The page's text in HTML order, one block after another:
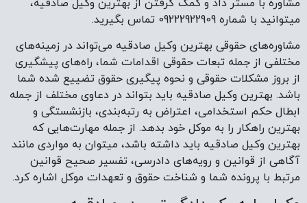
وکیل پایه یک دادگستری در صادقیه
انتخاب وکیل پایه یک دادگستری در صادقیه، با توجه به تجربه
خود در پرونده‌های قبلی، نقشی حیاتی در موفقیت پرونده‌های
حقوقی ایفا می‌کند. یک وکیل پایه یک دادگستری در صادقیه
کارآمد باید از دانش عمیق و به‌روز در حوزه‌های مختلف حقوقی، از
جمله حقوق مدنی، حقوق کیفری، حقوق تجارت، حقوق اداری و
سایر رشته‌های مرتبط برخوردار باشد. وکیل پایه یک دادگستری
در صادقیه می‌تواند درباره‌ی مواردی مانند: تبیین قوانین و
مقررات مرتبط با موضوع پرونده، بررسی راهکارهای قانونی موجود،
پیش‌بینی نتایج احتمالی پرونده و ارائه پیشنهادات لازم بهترین
مشاوره را به موکل بدهد.